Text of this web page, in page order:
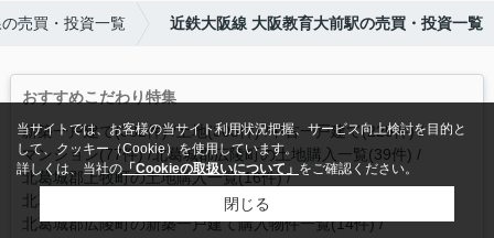
売買・投資一覧 近鉄大阪線 大阪教育大前駅の売買・投資一覧
おすすめこだわり特集
新築一戸建て(382件) 土地(303件) 中古一戸建て(225件)
マンション(77件) 北葛城郡広陵町の土地購入一覧(39件)
北葛城郡上牧町の土地購入一覧(16件)
北葛城郡上牧町の中古一戸建て購入物件一覧(15件)
北葛城郡広陵町の新築一戸建て購入物件一覧(14件)
当サイトでは、お客様の当サイト利用状況把握、サービス向上検討を目的と
して、クッキー（Cookie）を使用しています。
詳しくは、当社の「Cookieの取扱いについて」 をご確認ください。
閉じる